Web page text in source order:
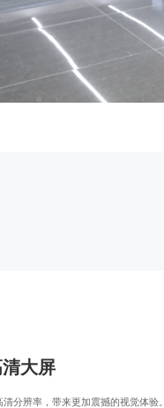
清大屏
分辨率，带来更加震撼的视觉体验。